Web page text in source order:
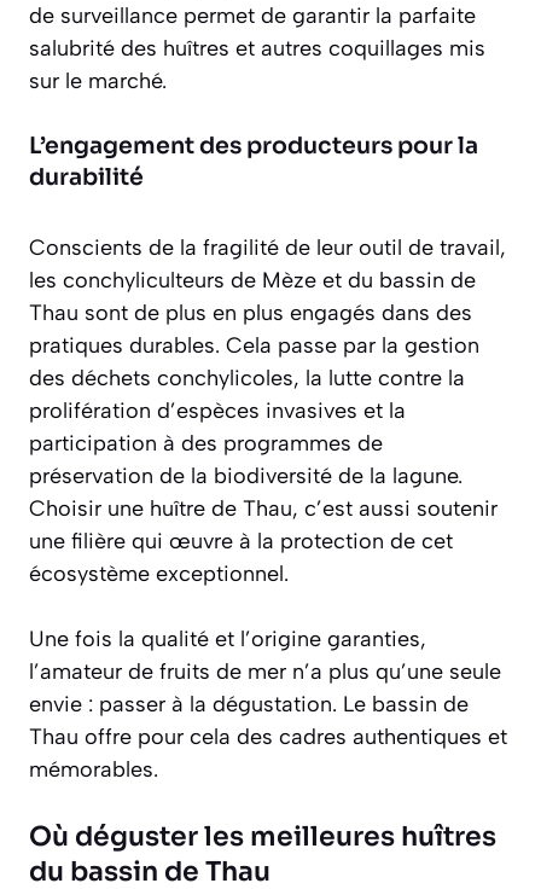
de surveillance permet de garantir la parfaite
salubrité des huîtres et autres coquillages mis
sur le marché.
L’engagement des producteurs pour la
durabilité
Conscients de la fragilité de leur outil de travail,
les conchyliculteurs de Mèze et du bassin de
Thau sont de plus en plus engagés dans des
pratiques durables. Cela passe par la gestion
des déchets conchylicoles, la lutte contre la
prolifération d’espèces invasives et la
participation à des programmes de
préservation de la biodiversité de la lagune.
Choisir une huître de Thau, c’est aussi soutenir
une filière qui œuvre à la protection de cet
écosystème exceptionnel.
Une fois la qualité et l’origine garanties,
l’amateur de fruits de mer n’a plus qu’une seule
envie : passer à la dégustation. Le bassin de
Thau offre pour cela des cadres authentiques et
mémorables.
Où déguster les meilleures huîtres
du bassin de Thau